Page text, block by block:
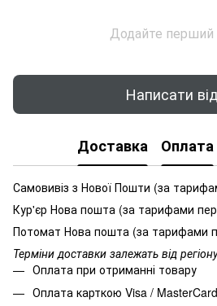
Додайте перший
Написати
Доставка Оплата
Самовивіз з Нової Пошти (за
Кур'єр Нова пошта (за тарифами
Потомат Нова пошта (за тарифами
Терміни доставки залежать від
Оплата при отриманні товару
Оплата карткою Visa /